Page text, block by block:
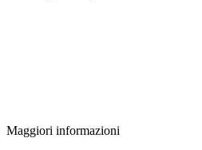
Maggiori informazioni